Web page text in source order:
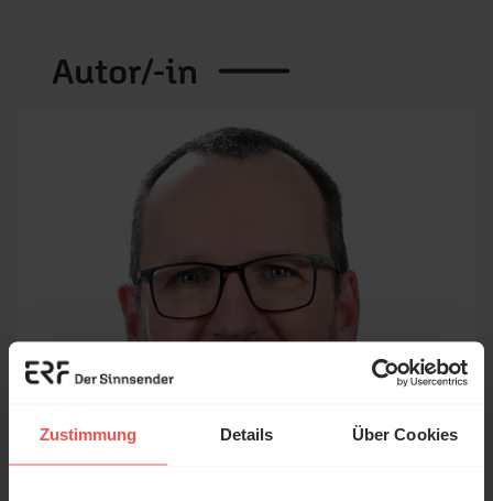
Zustimmung Details Über Cookies
Autor/-in